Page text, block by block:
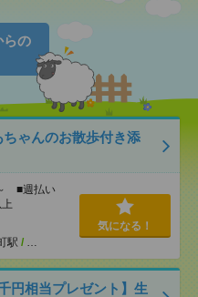
らの
ちゃんのお散歩付き添
■週払い
駅 / …
気になる！
円相当プレゼント】生